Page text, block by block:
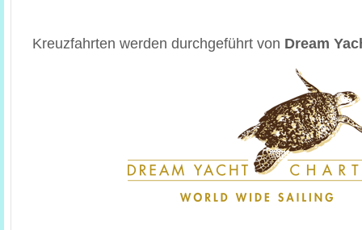
Kreuzfahrten werden durchgeführt von Dream